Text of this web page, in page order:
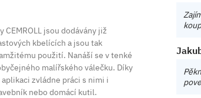
CEMROLL jsou dodávány již
kbelících a jsou tak
použití. Nanáší se v tenké
malířského válečku. Díky
zvládne práci s nimi i
nebo domácí kutil.